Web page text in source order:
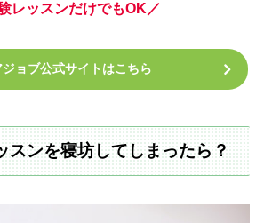
レッスンだけでもOK／
ジョブ公式サイトはこちら
スンを寝坊してしまったら？